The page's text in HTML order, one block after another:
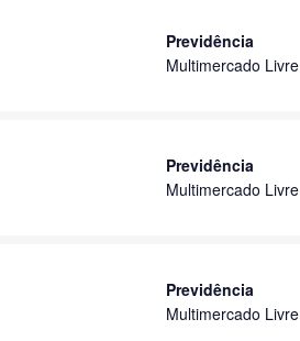
Previdência
Multimercado Livre
Previdência
Multimercado Livre
Previdência
Multimercado Livre